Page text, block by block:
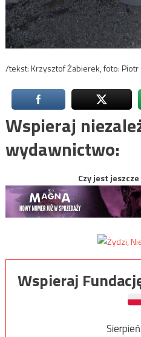
/tekst: Krzysztof Żabierek, foto: Piotr
Wspieraj
wydawnictwo:
Czy jest
Wspieraj